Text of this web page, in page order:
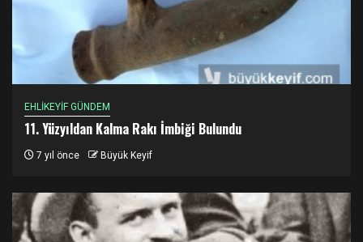
EHLİKEYİF GÜNDEM
11. Yüzyıldan Kalma Rakı İmbiği Bulundu
7 yıl önce Büyük Keyif